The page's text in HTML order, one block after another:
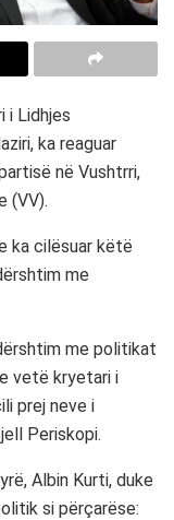
i Lidhjes
ka reaguar
në Vushtrri,
(VV).
ka cilësuar këtë
me
me politikat
vetë kryetari i
prej neve i
Periskopi.
Albin Kurti, duke
si përçarëse: